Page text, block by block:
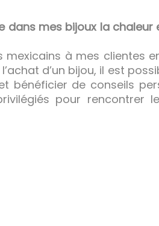
mes bijoux la chaleur
mexicains à mes clientes
d’un bijou, il est
bénéficier de conseils
pour rencontrer